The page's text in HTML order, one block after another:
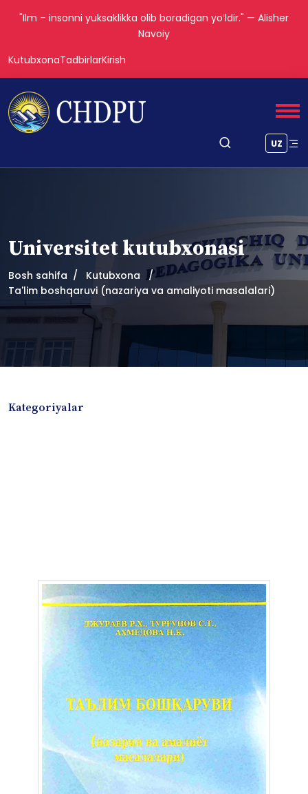
"Ilm – insonni yuksaklikka olib boradigan yoʻldir." — Alisher
Navoiy
KutubxonaTadbirlarKirish
UZ
Universitet kutubxonasi
Bosh sahifa
Kutubxona
Ta'lim boshqaruvi (nazariya va amaliyoti masalalari)
Kategoriyalar